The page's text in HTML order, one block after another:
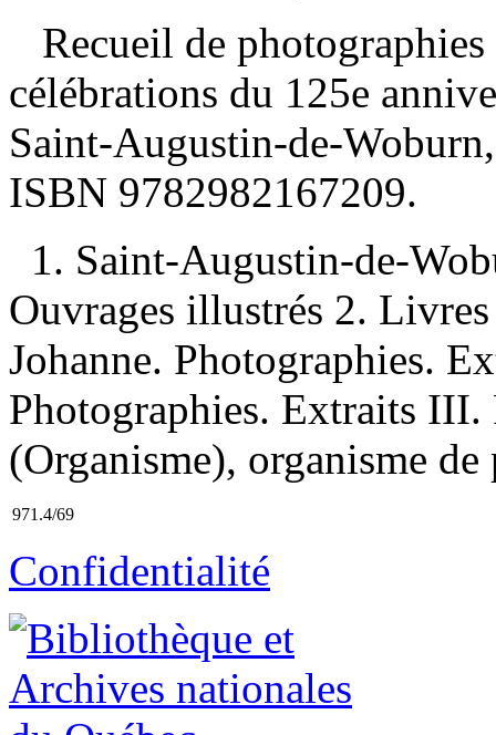
Recueil de
célébrations du 125e
Saint-Augustin-de-
ISBN 9782982167209.
1. Saint-Augustin-de-
Ouvrages illustrés 2.
Johanne. Photographies.
Photographies. Extraits
(Organisme), organisme
971.4/69
Confidentialité